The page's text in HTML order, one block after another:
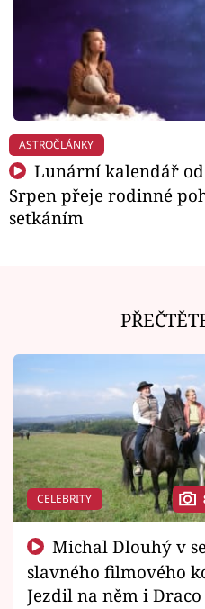
ASTROČLÁNKY
Lunární kalendář od
Srpen přeje rodinné
setkáním
CELEBRITY
slavného filmového
Jezdil na něm i